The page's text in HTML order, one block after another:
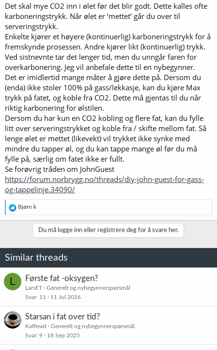
Det skal mye CO2 inn i ølet før det blir godt. Dette kalles ofte
karboneringstrykk. Når ølet er ‘mettet’ går du over til
serveringstrykk.
Enkelte kjører et høyere (kontinuerlig) karboneringstrykk for å
fremskynde prosessen. Andre kjører likt (kontinuerlig) trykk.
Ved sistnevnte tar det lenger tid, men du unngår faren for
overkarbonering. Jeg vil anbefale dette til en nybegynner.
Det er imidlertid mange måter å gjøre dette på. Dersom du
(enda) ikke stoler 100% på gass/lekkasje, kan du kjøre Max
trykk på fatet, og koble fra CO2. Dette må gjentas til du når
riktig karbonering for ølstilen.
Dersom du har kun en CO2 kobling og flere fat, kan du fylle
litt over serveringstrykket og koble fra / skifte mellom fat. Så
lenge ølet er mettet (likevekt) vil trykket ikke synke med
mindre du tapper øl, og du kan tappe mange øl før du må
fylle på, særlig om fatet ikke er fullt.
Se forøvrig tråden om JohnGuest
https://forum.norbrygg.no/threads/diy-john-guest-for-gass-
og-tappelinje.34090/
R
e
a
n
e
r
Bjørn k
Du må logge inn eller registrere deg for å svare her.
Similar threads
L Første fat -oksygen?
LarsET
Generelt og nybegynnerspørsmål
Svar 11 11 Jul 2026
Starsan i fat over tid?
Kaffewit
Generelt og nybegynnerspørsmål
Svar 9 18 Sep 2025